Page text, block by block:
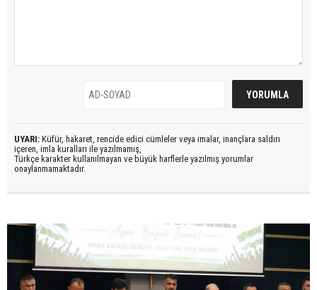
UYARI: Küfür, hakaret, rencide edici cümleler veya imalar, inançlara saldırı
içeren, imla kuralları ile yazılmamış,
Türkçe karakter kullanılmayan ve büyük harflerle yazılmış yorumlar
onaylanmamaktadır.